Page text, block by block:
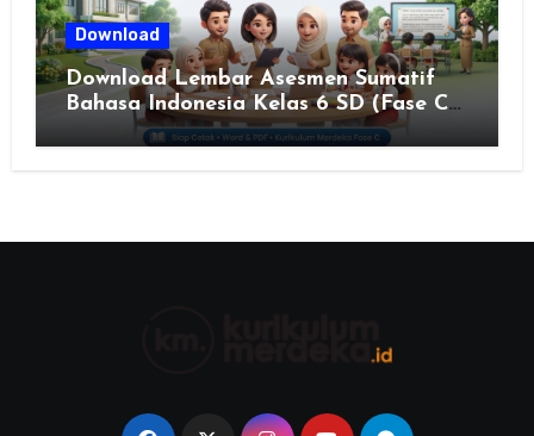
Download
Download Lembar Asesmen Sumatif
Bahasa Indonesia Kelas 6 SD (Fase C)
– Bank Soal & Rubrik Penilaian